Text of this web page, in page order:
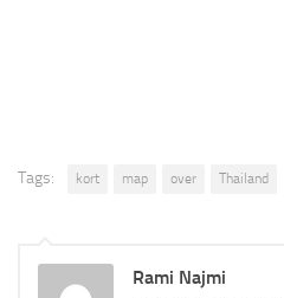
Tags: kort map over Thailand
Rami Najmi